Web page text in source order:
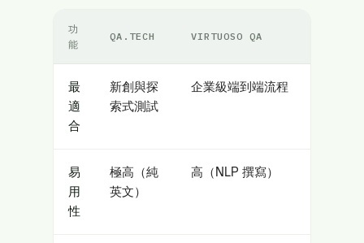
功
能
QA.TECH VIRTUOSO QA
最
適
合
新創與探
索式測試
企業級端到端流程
易
用
性
極高（純
英文）
高（NLP 撰寫）